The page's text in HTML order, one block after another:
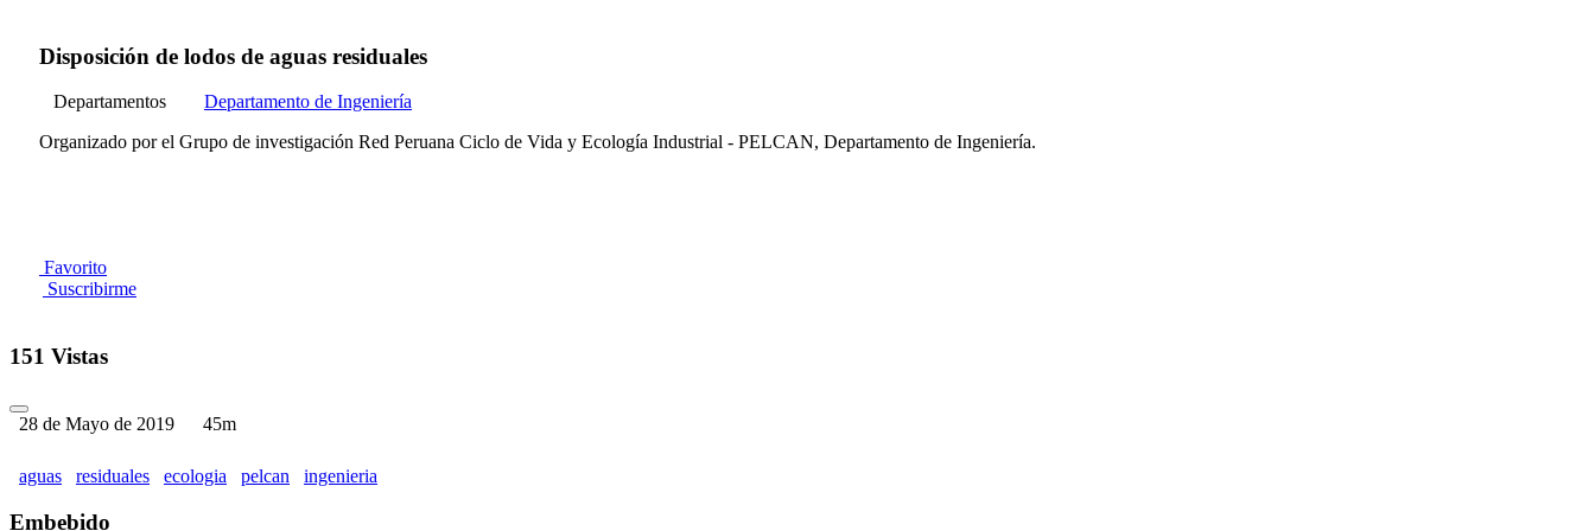
Disposición de lodos de aguas residuales
Departamentos
Departamento de Ingeniería
Organizado por el Grupo de investigación Red Peruana Ciclo de Vida y Ecología Industrial - PELCAN, Departamento de Ingeniería.
Favorito
Suscribirme
151 Vistas
28 de Mayo de 2019 45m
aguas residuales ecologia pelcan ingenieria
Embebido